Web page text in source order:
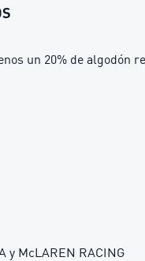
un 20% de algodón
y McLAREN RACING